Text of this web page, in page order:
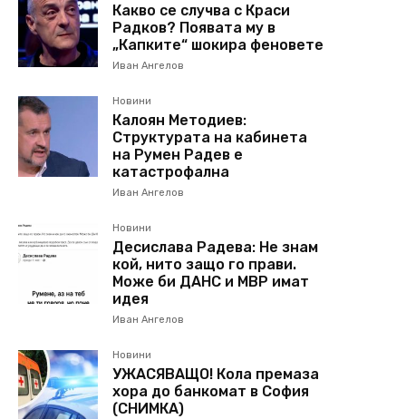
Какво се случва с Краси
Радков? Появата му в
„Капките“ шокира феновете
Иван Ангелов
Новини
Калоян Методиев:
Структурата на кабинета
на Румен Радев е
катастрофална
Иван Ангелов
Новини
Десислава Радева: Не знам
кой, нито защо го прави.
Може би ДАНС и МВР имат
идея
Иван Ангелов
Новини
УЖАСЯВАЩО! Кола премаза
хора до банкомат в София
(СНИМКА)